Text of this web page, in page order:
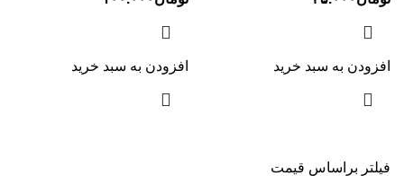
فیلتر براساس قیمت
افزودن به سبد خرید افزودن به سبد خرید